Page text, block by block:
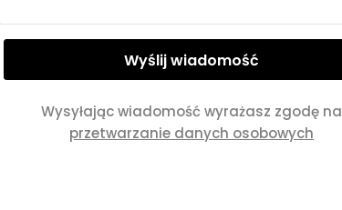
Wysyłając wiadomość wyrażasz zgodę na
przetwarzanie danych osobowych